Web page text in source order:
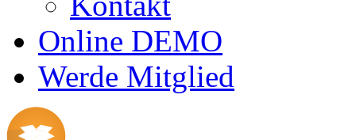
Online DEMO
Werde Mitglied